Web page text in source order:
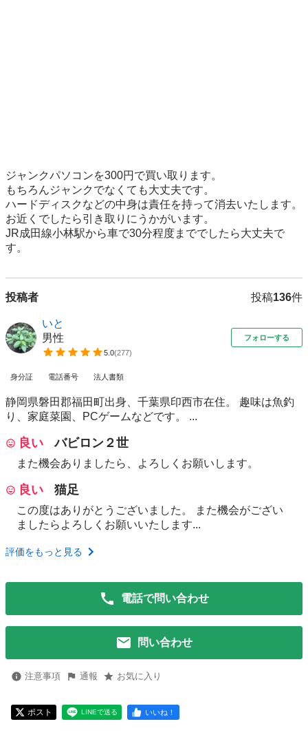
ジャンクパソコンを300円で買い取ります。
もちろんジャンクでなくても大丈夫です。
ハードディスクなどの中身は責任を持って消去いたします。
お近くでしたら引き取りにうかがいます。
JR成田線小林駅から車で30分程度まででしたら大丈夫で
す。
投稿者 投稿136件
いと
男性
5.0(277)
フォローする
身分証 電話番号 法人書類
静岡県磐田郡福田町出身、千葉県印西市在住。 趣味は魚釣
り、家庭菜園、PCゲームなどです。 ...
良い バビロン２世
また機会ありましたら、よろしくお願いします。
良い 猫足
この度はありがとうございました。 また機会がござい
ましたらよろしくお願いいたします...
評価をもっと見る
電話で問い合わせ
問い合わせ
注意事項 通報 お気に入り
ポスト LINEで送る いいね！